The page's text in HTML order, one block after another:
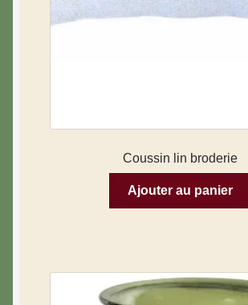
Coussin lin broderie
Ajouter au panier